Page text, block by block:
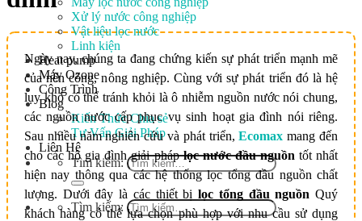
Xử lý nước công nghiệp
Vật liệu lọc nước
Linh kiện
Heat pump
Máy Ozone
Công Trình
Blog
Kiến Thức Chia sẻ
Tư Vấn Giải Pháp
Liên Hệ
Tìm kiếm:
Tìm kiếm:
Ngày nay, chúng ta đang chứng kiến sự phát triển mạnh mẽ
của nền công, nông nghiệp. Cùng với sự phát triển đó là hệ
lụy khó có thể tránh khỏi là ô nhiễm nguồn nước nói chung,
các nguồn nước cấp phục vụ sinh hoạt gia đình nói riêng.
Sau nhiều năm nghiên cứu và phát triển,Ecomax mang đến
cho các hộ gia đình giải pháplọc nước đầu nguồn tốt nhất
hiện nay thông qua các hệ thống lọc tổng đầu nguồn chất
lượng. Dưới đây là các thiết bịlọc tổng đầu nguồn Quý
khách hàng có thể lựa chọn phù hợp với nhu cầu sử dụng